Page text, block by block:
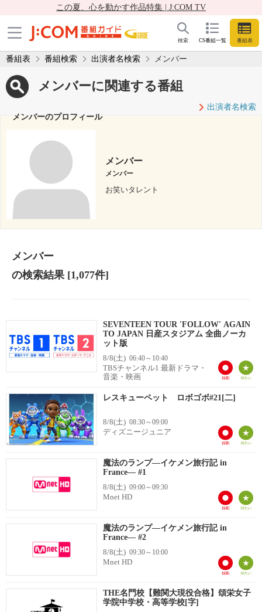
この夏、心を動かす作品特集 | J:COM TV
CS番組一覧 番組表
検索
番組表 番組検索 出演者名検索 メンバー
メンバーに関連する番組
出演者名検索
メンバーのプロフィール
メンバー
メンバー
お笑いタレント
メンバー
の検索結果[1,077件]
SEVENTEEN TOUR 'FOLLOW' AGAIN
TO JAPAN 日産スタジアム 全曲ノーカ
ット版
8/8(土) 06:40～10:40
TBSチャンネル1 最新ドラマ・
音楽・映画
レスキューペット ロボゴボ#21[二]
8/8(土) 08:30～09:00
ディズニージュニア
魔法のランプ―イケメン旅行記 in
France― #1
8/8(土) 09:00～09:30
Mnet HD
魔法のランプ―イケメン旅行記 in
France― #2
8/8(土) 09:30～10:00
Mnet HD
THE名門校【難関大現役合格】頌栄女子
学院中学校・高等学校[字]